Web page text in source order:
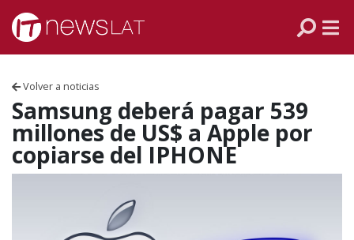
Skip to content
Volver a noticias
Samsung deberá pagar 539
millones de US$ a Apple por
copiarse del IPHONE
VENEZUELA
ECUADOR